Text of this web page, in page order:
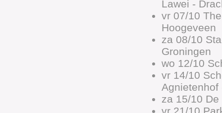
Lawei -
vr 07/10
Hoogeveen
za 08/10
Groningen
wo 12/10
vr 14/10
Agnietenhof
za 15/10